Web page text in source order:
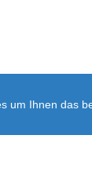
um Ihnen das